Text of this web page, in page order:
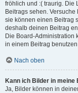
fröhlich und :( traurig. Die
Beitrags sehen.
sie können einen Beitrag
deshalb deinen Beitrag
Die Board-Administration
in einem Beitrag
Nach oben
Kann ich Bilder in meine
Ja, Bilder können in